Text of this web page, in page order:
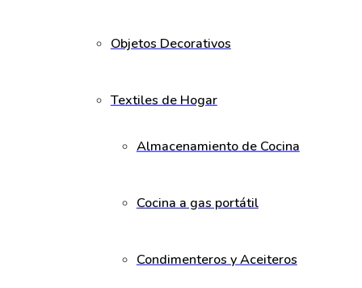
Objetos Decorativos
Textiles de Hogar
Almacenamiento de Cocina
Cocina a gas portátil
Condimenteros y Aceiteros